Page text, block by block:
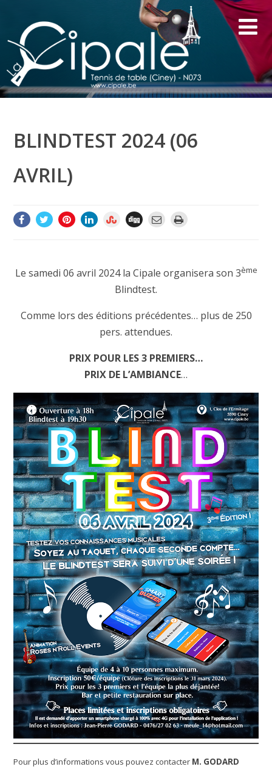
BLINDTEST 2024 (06
AVRIL)
Le samedi 06 avril 2024 la Cipale organisera son 3ème
Blindtest.
Comme lors des éditions précédentes… plus de 250
pers. attendues.
PRIX POUR LES 3 PREMIERS…
PRIX DE L’AMBIANCE…
Pour plus d’informations vous pouvez contacter M. GODARD